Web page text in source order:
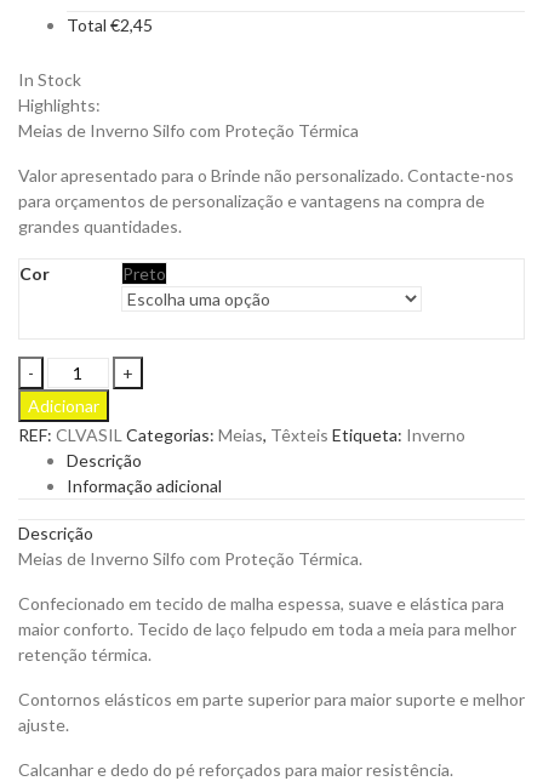
Total €2,45
In Stock
Highlights:
Meias de Inverno Silfo com Proteção Térmica
Valor apresentado para o Brinde não personalizado. Contacte-nos
para orçamentos de personalização e vantagens na compra de
grandes quantidades.
Cor Preto
Meias
de
Inverno
Silfo
para
Personalizar
Adicionar
REF: CLVASIL Categorias: Meias, Têxteis Etiqueta: Inverno
Descrição
Informação adicional
Descrição
Meias de Inverno Silfo com Proteção Térmica.
Confecionado em tecido de malha espessa, suave e elástica para
maior conforto. Tecido de laço felpudo em toda a meia para melhor
retenção térmica.
Contornos elásticos em parte superior para maior suporte e melhor
ajuste.
Calcanhar e dedo do pé reforçados para maior resistência.